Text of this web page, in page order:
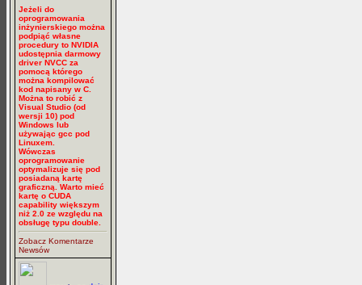
Jeżeli do
oprogramowania
inżynierskiego można
podpiąć własne
procedury to NVIDIA
udostępnia darmowy
driver NVCC za
pomocą którego
można kompilować
kod napisany w C.
Można to robić z
Visual Studio (od
wersji 10) pod
Windows lub
używając gcc pod
Linuxem.
Wówczas
oprogramowanie
optymalizuje się pod
posiadaną kartę
graficzną. Warto mieć
kartę o CUDA
capability większym
niż 2.0 ze względu na
obsługę typu double.
Zobacz Komentarze
Newsów